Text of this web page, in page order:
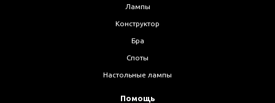
Лампы
Конструктор
Бра
Споты
Настольные лампы
Помощь